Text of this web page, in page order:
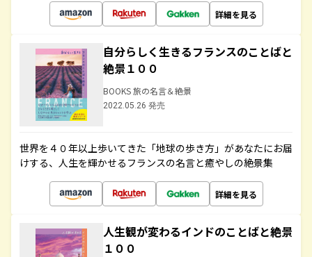
詳細を見る
自分らしく生きるフランスのことばと
絶景１００
BOOKS 旅の名言＆絶景
2022.05.26 発売
世界を４０年以上歩いてきた「地球の歩き方」があなたにお届
けする、人生を輝かせるフランスの名言と癒やしの絶景集
詳細を見る
人生観が変わるインドのことばと絶景
１００